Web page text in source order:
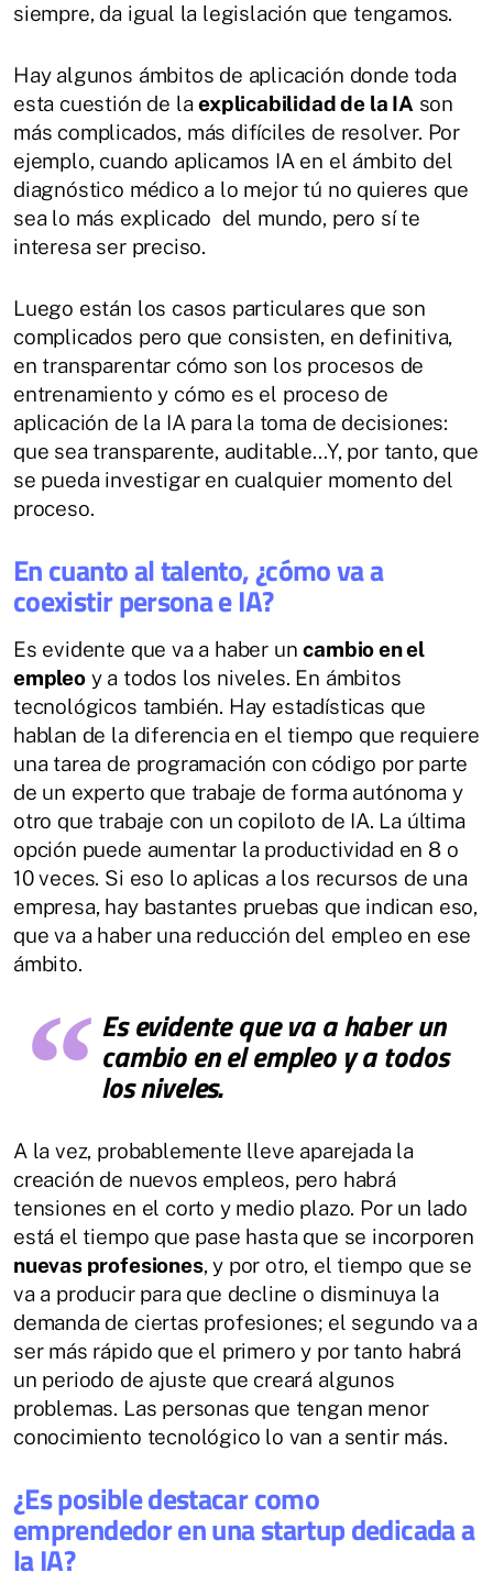
siempre, da igual la legislación que tengamos.
Hay algunos ámbitos de aplicación donde toda
esta cuestión de laexplicabilidad de la IA son
más complicados, más difíciles de resolver. Por
ejemplo, cuando aplicamos IA en el ámbito del
diagnóstico médico a lo mejor tú no quieres que
sea lo más explicado del mundo, pero sí te
interesa ser preciso.
Luego están los casos particulares que son
complicados pero que consisten, en definitiva,
en transparentar cómo son los procesos de
entrenamiento y cómo es el proceso de
aplicación de la IA para la toma de decisiones:
que sea transparente, auditable…Y, por tanto, que
se pueda investigar en cualquier momento del
proceso.
En cuanto al talento, ¿cómo va a
coexistir persona e IA?
Es evidente que va a haber uncambio en el
empleoy a todos los niveles. En ámbitos
tecnológicos también. Hay estadísticas que
hablan de la diferencia en el tiempo que requiere
una tarea de programación con código por parte
de un experto que trabaje de forma autónoma y
otro que trabaje con un copiloto de IA. La última
opción puede aumentar la productividad en 8 o
10 veces. Si eso lo aplicas a los recursos de una
empresa, hay bastantes pruebas que indican eso,
que va a haber una reducción del empleo en ese
ámbito.
Es evidente que va a haber un
cambio en el empleo y a todos
los niveles.
A la vez, probablemente lleve aparejada la
creación de nuevos empleos, pero habrá
tensiones en el corto y medio plazo. Por un lado
está el tiempo que pase hasta que se incorporen
nuevas profesiones, y por otro, el tiempo que se
va a producir para que decline o disminuya la
demanda de ciertas profesiones; el segundo va a
ser más rápido que el primero y por tanto habrá
un periodo de ajuste que creará algunos
problemas. Las personas que tengan menor
conocimiento tecnológico lo van a sentir más.
¿Es posible destacar como
emprendedor en una startup dedicada a
la IA?